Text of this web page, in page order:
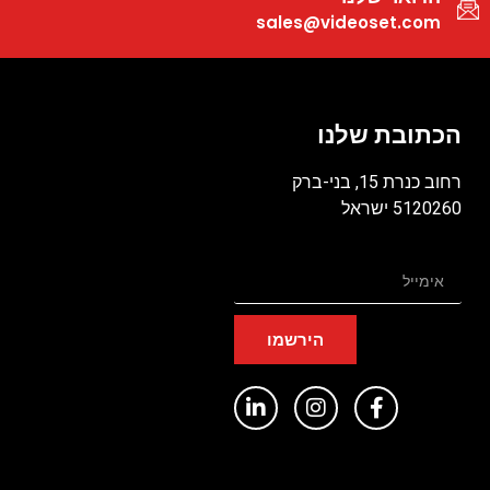
sales@videoset.com
הכתובת שלנו
רחוב כנרת 15, בני-ברק
5120260 ישראל
הירשמו